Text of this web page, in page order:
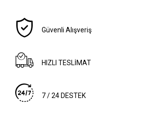
Güvenli Alışveriş
HIZLI TESLİMAT
7 / 24 DESTEK